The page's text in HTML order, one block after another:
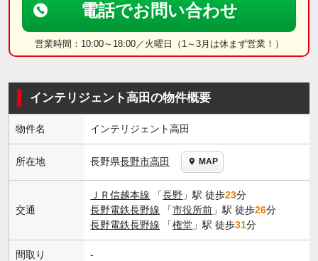
電話でお問い合わせ
営業時間：10:00～18:00／火曜日（1～3月は休まず営業！）
インテリジェント高田の物件概要
物件名 インテリジェント高田
所在地 長野県長野市高田 MAP
交通
ＪＲ信越本線 「長野 」駅 徒歩23分
長野電鉄長野線 「市役所前 」駅 徒歩26分
長野電鉄長野線 「権堂 」駅 徒歩31分
間取り -